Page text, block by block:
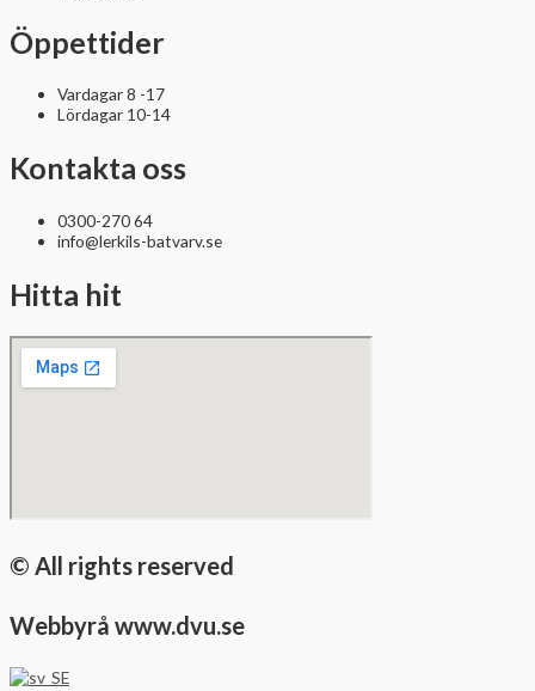
Öppettider
Vardagar 8 -17
Lördagar 10-14
Kontakta oss
0300-270 64
info@lerkils-batvarv.se
Hitta hit
© All rights reserved
Webbyrå www.dvu.se